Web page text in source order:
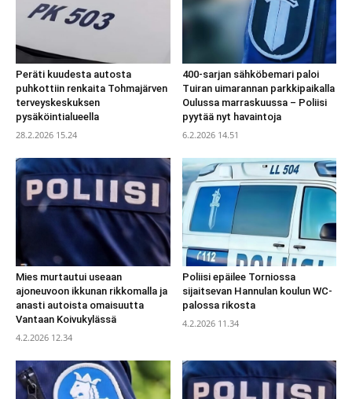
Peräti kuudesta autosta
puhkottiin renkaita Tohmajärven
terveyskeskuksen
pysäköintialueella
28.2.2026 15.24
400-sarjan sähköbemari paloi
Tuiran uimarannan parkkipaikalla
Oulussa marraskuussa – Poliisi
pyytää nyt havaintoja
6.2.2026 14.51
Mies murtautui useaan
ajoneuvoon ikkunan rikkomalla ja
anasti autoista omaisuutta
Vantaan Koivukylässä
4.2.2026 12.34
Poliisi epäilee Torniossa
sijaitsevan Hannulan koulun WC-
palossa rikosta
4.2.2026 11.34